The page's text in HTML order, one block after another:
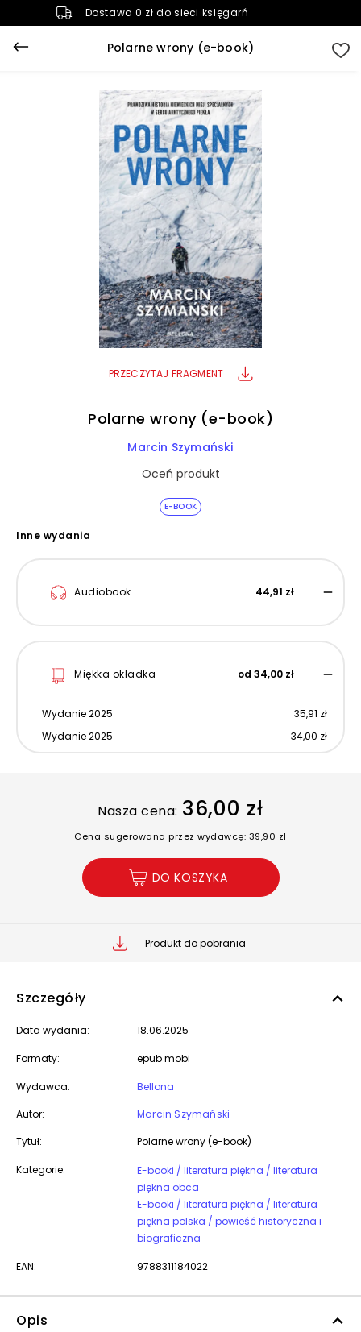
Dostawa 0 zł do sieci księgarń
Polarne wrony (e-book)
PRZECZYTAJ FRAGMENT
E-BOOK
Polarne wrony (e-book)
Marcin Szymański
Oceń produkt
Inne wydania
Audiobook 44,91 zł
Miękka okładka od 34,00 zł
Wydanie 2025
35,91 zł
Wydanie 2025
34,00 zł
Nasza cena: 36,00 zł
Cena sugerowana przez wydawcę: 39,90 zł
DO KOSZYKA
Produkt do pobrania
Szczegóły
Data wydania: 18.06.2025
Formaty: epub mobi
Wydawca:
Bellona
Autor:
Marcin Szymański
Tytuł:
Polarne wrony (e-book)
Kategorie:
E-booki / literatura piękna / literatura
piękna obca
E-booki / literatura piękna / literatura
piękna polska / powieść historyczna i
biograficzna
EAN: 9788311184022
Opis